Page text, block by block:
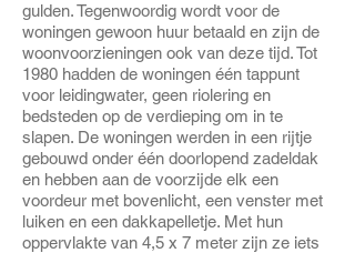
gulden. Tegenwoordig wordt voor de
woningen gewoon huur betaald en zijn de
woonvoorzieningen ook van deze tijd. Tot
1980 hadden de woningen één tappunt
voor leidingwater, geen riolering en
bedsteden op de verdieping om in te
slapen. De woningen werden in een rijtje
gebouwd onder één doorlopend zadeldak
en hebben aan de voorzijde elk een
voordeur met bovenlicht, een venster met
luiken en een dakkapelletje. Met hun
oppervlakte van 4,5 x 7 meter zijn ze iets